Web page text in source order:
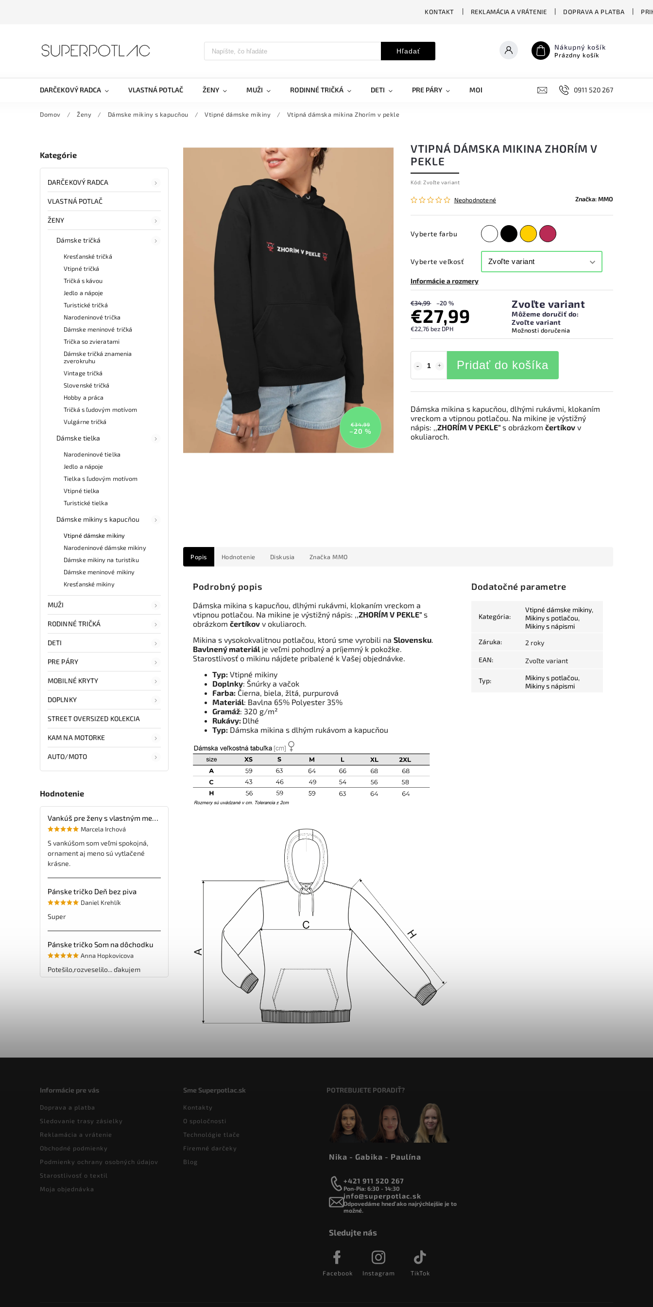
KONTAKT REKLAMÁCIA A VRÁTENIE DOPRAVA A PLATBA
Hľadať Nákupný košík
Prázdny košík
DARČEKOVÝ RADCA VLASTNÁ POTLAČ ŽENY MUŽI RODINNÉ TRIČKÁ DETI PRE PÁRY MOBILNÉ KRYTY DOPLNKY STREET
0911 520 267
Domov / Ženy / Dámske mikiny s kapucňou / Vtipné dámske mikiny / Vtipná dámska mikina Zhorím v pekle
Kategórie
DARČEKOVÝ RADCA
VLASTNÁ POTLAČ
ŽENY
Dámske tričká
Kresťanské tričká
Vtipné tričká
Tričká s kávou
Jedlo a nápoje
Turistické tričká
Narodeninové trička
Dámske meninové tričká
Trička so zvieratami
Dámske tričká znamenia
zverokruhu
Vintage tričká
Slovenské tričká
Hobby a práca
Tričká s ľudovým motívom
Vulgárne tričká
Dámske tielka
Narodeninové tielka
Jedlo a nápoje
Tielka s ľudovým motívom
Vtipné tielka
Turistické tielka
Dámske mikiny s kapucňou
Vtipné dámske mikiny
Narodeninové dámske mikiny
Dámske mikiny na turistiku
Dámske meninové mikiny
Kresťanské mikiny
MUŽI
RODINNÉ TRIČKÁ
DETI
PRE PÁRY
MOBILNÉ KRYTY
DOPLNKY
STREET OVERSIZED KOLEKCIA
KAM NA MOTORKE
AUTO/MOTO
Hodnotenie
Marcela Irchová
S vankúšom som veľmi spokojná,
ornament aj meno sú vytlačené
krásne.
Pánske tričko Deň bez piva
Daniel Krehlík
Super
Pánske tričko Som na dôchodku
Anna Hopkovicova
Potešilo,rozveselilo... ďakujem
€34,99
–20 %
VTIPNÁ DÁMSKA MIKINA ZHORÍM V
PEKLE
Kód: Zvoľte variant
Neohodnotené Značka:MMO
Vyberte farbu
Vyberte veľkosť
Informácie a rozmery
€34,99 –20 %
€27,99
€22,76 bez DPH
Zvoľte variant
Môžeme doručiť do:
Zvoľte variant
Možnosti doručenia
Pridať do košíka
Dámska mikina s kapucňou, dlhými rukávmi, klokaním
vreckom a vtipnou potlačou. Na mikine je výstižný
nápis: ,,ZHORÍM V PEKLE"s obrázkom čertíkovv
okuliaroch.
Popis Hodnotenie Diskusia Značka MMO
Podrobný popis
Dámska mikina s kapucňou, dlhými rukávmi, klokaním vreckom a
vtipnou potlačou. Na mikine je výstižný nápis: ,,ZHORÍM V PEKLE"s
obrázkom čertíkov v okuliaroch.
Mikina s vysokokvalitnou potlačou, ktorú sme vyrobili na Slovensku.
Bavlnený materiál je veľmi pohodlný a príjemný k pokožke.
Starostlivosť o mikinu nájdete pribalené k Vašej objednávke.
Typ: Vtipné mikiny
Doplnky: Šnúrky a vačok
Farba: Čierna, biela, žltá, purpurová
Materiál: Bavlna 65% Polyester 35%
Gramáž: 320 g/m²
Rukávy: Dlhé
Typ: Dámska mikina s dlhým rukávom a kapucňou
Dodatočné parametre
Kategória:
Vtipné dámske mikiny,
Mikiny s potlačou,
Mikiny s nápismi
Záruka: 2 roky
EAN: Zvoľte variant
Typ: Mikiny s potlačou,
Mikiny s nápismi
Informácie pre vás
Doprava a platba
Sledovanie trasy zásielky
Reklamácia a vrátenie
Obchodné podmienky
Podmienky ochrany osobných údajov
Starostlivosť o textil
Moja objednávka
Sme Superpotlac.sk
Kontakty
O spoločnosti
Technológie tlače
Firemné darčeky
Blog
POTREBUJETE PORADIŤ?
Nika - Gabika - Paulína
+421 911 520 267
Pon-Pia: 6:30 - 14:30
info@superpotlac.sk
Odpovedáme hneď ako najrýchlejšie je to
možné.
Sledujte nás
Facebook Instagram TikTok